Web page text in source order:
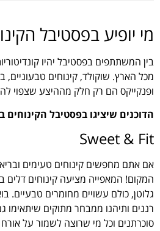
מי יופיע בפסטיבל
בין המשתתפים בפסטיבל יהיו
מכל הארץ. שוקולד, קינוחים טבעוניים,
ופנקייקס הם רק חלק מההיצע שצפוי
הדוכנים שיציגו בפסטיבל הקינוחים
Sweet & Fit
המקום! המאפייה מציעה קינוחים דלים
גלוטן, כולם עשויים מחומרים טבעיים.
רננים ותיהנו ממבחר מתוקים שיתאימו
סוכרתנים וכל מי שרוצה לשמור על אורח